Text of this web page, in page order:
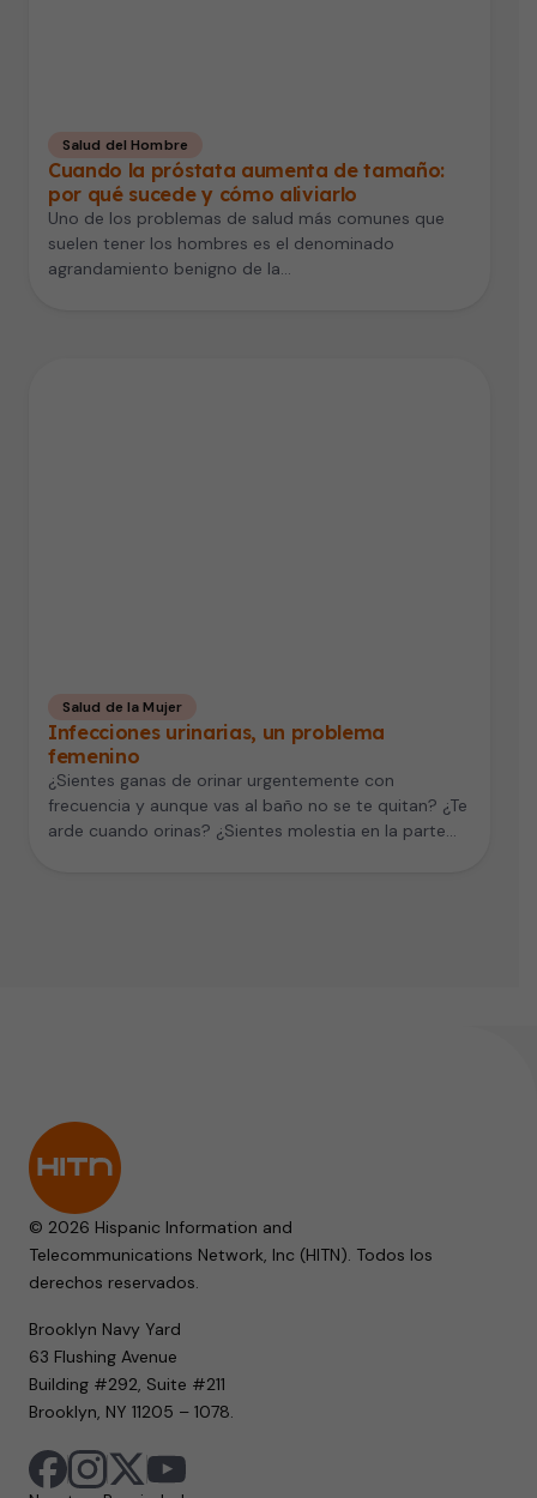
Salud del Hombre
Cuando la próstata aumenta de tamaño:
por qué sucede y cómo aliviarlo
Uno de los problemas de salud más comunes que
suelen tener los hombres es el denominado
agrandamiento benigno de la…
Salud de la Mujer
Infecciones urinarias, un problema
femenino
¿Sientes ganas de orinar urgentemente con
frecuencia y aunque vas al baño no se te quitan? ¿Te
arde cuando orinas? ¿Sientes molestia en la parte
© 2026 Hispanic Information and
Telecommunications Network, Inc (HITN). Todos los
derechos reservados.
Brooklyn Navy Yard
63 Flushing Avenue
Building #292, Suite #211
Brooklyn, NY 11205 – 1078.